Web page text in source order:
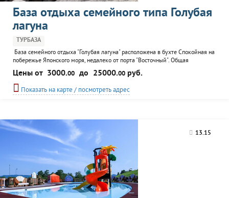
База отдыха семейного типа Голубая
лагуна
ТУРБАЗА
База семейного отдыха "Голубая лагуна" расположена в бухте Спокойная на
побережье Японского моря, недалеко от порта "Восточный". Общая
вместимость до 130 гостей. Два корпуса и 16 домиков, вместимость от
двух до пяти человек. Трехразовое питание. Прокат бытовой техники.
Удобства, умывальники, летний душ и теплый душ - на территории. Баня на
берегу моря. К...
Цены от 3000.00 до 25000.00 руб.
Показать на карте / посмотреть адрес
13.15